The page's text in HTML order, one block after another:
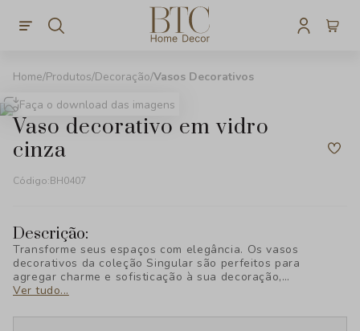
Produtos Decoração Vasos Decorativos
Faça o download das imagens
vaso decorativo em vidro
cinza
Código:BH0407
Descrição:
Transforme seus espaços com elegância. Os vasos
decorativos da coleção Singular são perfeitos para
agregar charme e sofisticação à sua decoração,
destacando qualquer ambiente com estilo único. Descubra
Ver tudo...